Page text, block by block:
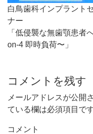
白鳥歯科インプラント
ナー
「低侵襲な無歯顎患者
on-4 即時負荷〜」
コメントを残す
メールアドレスが公開
ている欄は必須項目で
コメント